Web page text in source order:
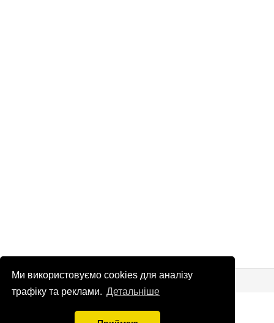
Ми використовуємо cookies для аналізу
трафіку та реклами. Детальніше
© Патріоти України 2026
Правова інформація